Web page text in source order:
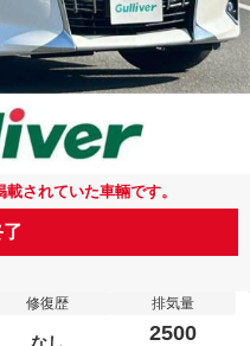
されていた車輛です。
修復歴 排気量
2500